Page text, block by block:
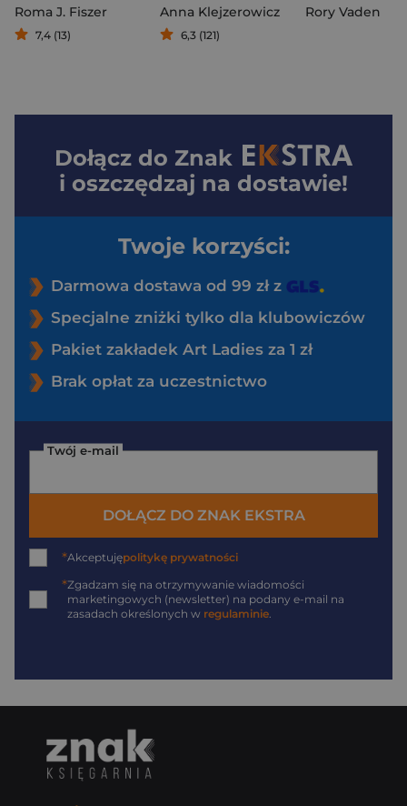
Roma J. Fiszer
7,4 (13)
Anna Klejzerowicz
6,3 (121)
Rory Vaden
Dołącz do Znak
i oszczędzaj na dostawie!
Twoje korzyści:
Darmowa dostawa od 99 zł z
Specjalne zniżki tylko dla klubowiczów
Pakiet zakładek Art Ladies za 1 zł
Brak opłat za uczestnictwo
Twój e-mail
DOŁĄCZ DO ZNAK EKSTRA
*Akceptujępolitykę prywatności
*Zgadzam się na otrzymywanie wiadomości
marketingowych (newsletter) na podany e-mail na
zasadach określonych w regulaminie.